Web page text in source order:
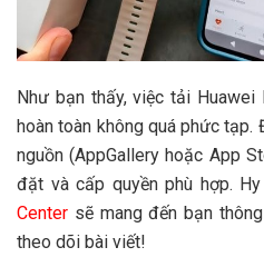
Như bạn thấy, việc tải Huawei
hoàn toàn không quá phức tạp.
nguồn (AppGallery hoặc App
đặt và cấp quyền phù hợp.
Center sẽ mang đến bạn
theo dõi bài viết!